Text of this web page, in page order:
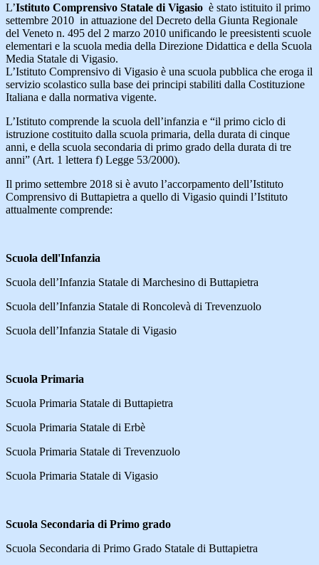
L’Istituto Comprensivo Statale di Vigasio è stato istituito il primo
settembre 2010 in attuazione del Decreto della Giunta Regionale
del Veneto n. 495 del 2 marzo 2010 unificando le preesistenti scuole
elementari e la scuola media della Direzione Didattica e della Scuola
Media Statale di Vigasio.
L’Istituto Comprensivo di Vigasio è una scuola pubblica che eroga il
servizio scolastico sulla base dei principi stabiliti dalla Costituzione
Italiana e dalla normativa vigente.
L’Istituto comprende la scuola dell’infanzia e “il primo ciclo di
istruzione costituito dalla scuola primaria, della durata di cinque
anni, e della scuola secondaria di primo grado della durata di tre
anni” (Art. 1 lettera f) Legge 53/2000).
Il primo settembre 2018 si è avuto l’accorpamento dell’Istituto
Comprensivo di Buttapietra a quello di Vigasio quindi l’Istituto
attualmente comprende:
Scuola dell'Infanzia
Scuola dell’Infanzia Statale di Marchesino di Buttapietra
Scuola dell’Infanzia Statale di Roncolevà di Trevenzuolo
Scuola dell’Infanzia Statale di Vigasio
Scuola Primaria
Scuola Primaria Statale di Buttapietra
Scuola Primaria Statale di Erbè
Scuola Primaria Statale di Trevenzuolo
Scuola Primaria Statale di Vigasio
Scuola Secondaria di Primo grado
Scuola Secondaria di Primo Grado Statale di Buttapietra